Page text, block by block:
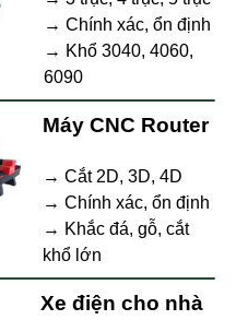
→ Chính xác, ổn định
→ Khổ 3040, 4060,
6090
Máy CNC Router
→ Cắt 2D, 3D, 4D
→ Chính xác, ổn định
→ Khắc đá, gỗ, cắt
khổ lớn
Xe điện cho nhà